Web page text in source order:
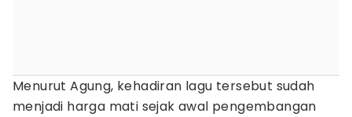
Menurut Agung, kehadiran lagu tersebut sudah
menjadi harga mati sejak awal pengembangan